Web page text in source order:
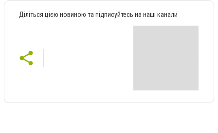
Діліться цією новиною та підписуйтесь на наші канали